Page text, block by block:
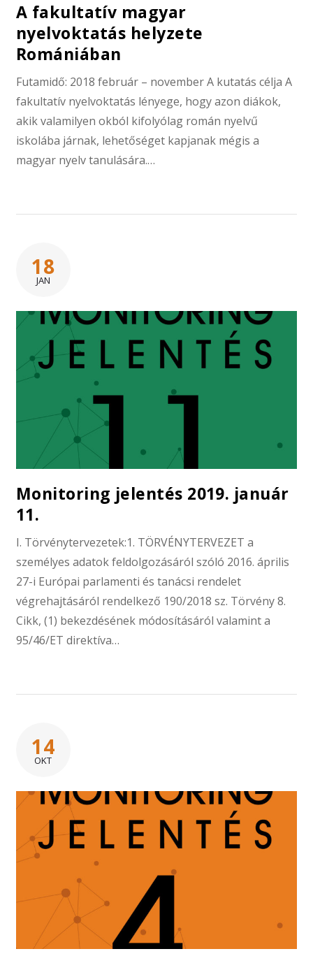
A fakultatív magyar
nyelvoktatás helyzete
Romániában
Futamidő: 2018 február – november A kutatás célja A
fakultatív nyelvoktatás lényege, hogy azon diákok,
akik valamilyen okból kifolyólag román nyelvű
iskolába járnak, lehetőséget kapjanak mégis a
magyar nyelv tanulására.…
18
JAN
Monitoring jelentés 2019. január
11.
I. Törvénytervezetek:1. TÖRVÉNYTERVEZET a
személyes adatok feldolgozásáról szóló 2016. április
27-i Európai parlamenti és tanácsi rendelet
végrehajtásáról rendelkező 190/2018 sz. Törvény 8.
Cikk, (1) bekezdésének módosításáról valamint a
95/46/ET direktíva…
14
OKT